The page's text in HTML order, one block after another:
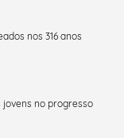
nos 316 anos
jovens no progresso